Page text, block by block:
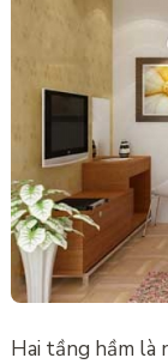
Hai tầng hầm là